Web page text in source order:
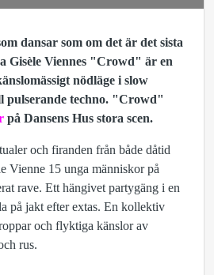
dansar som om det är det sista
Gisèle Viennes "Crowd" är en
nödläge i slow
pulserande techno. "Crowd"
på Dansens Hus stora scen.
och firanden från både dåtid
Vienne 15 unga människor på
rave. Ett hängivet partygäng i en
på jakt efter extas. En kollektiv
och flyktiga känslor av
rus.